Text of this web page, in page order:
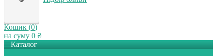
Кошик (0)
на суму 0 ₴
Каталог